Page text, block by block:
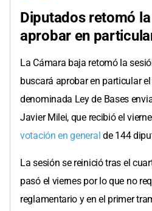
Diputados retomó
aprobar en
La Cámara baja retomó la
buscará aprobar en particular
denominada Ley de Bases
Javier Milei, que recibió el
votación en general de 144
La sesión se reinició tras el
pasó el viernes por lo que no
reglamentario y en el primer